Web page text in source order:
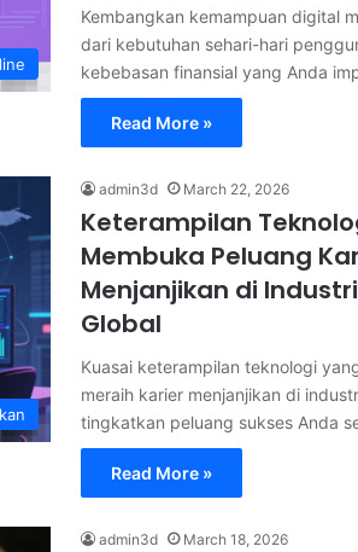
Kembangkan kemampuan digital
dari kebutuhan sehari-hari
kebebasan finansial yang Anda
Read More »
admin3d March 22, 2026
Keterampilan
Membuka Peluang
Menjanjikan di
Global
Kuasai keterampilan teknologi
meraih karier menjanjikan di
tingkatkan peluang sukses Anda
Read More »
admin3d March 18, 2026